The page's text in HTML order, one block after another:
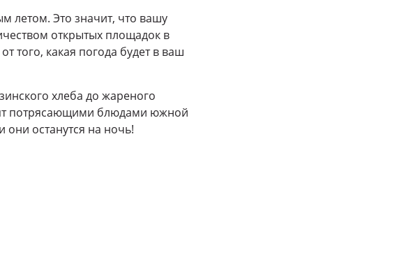
летом. Это значит, что вашу
открытых площадок в
того, какая погода будет в ваш
хлеба до жареного
потрясающими блюдами южной
останутся на ночь!